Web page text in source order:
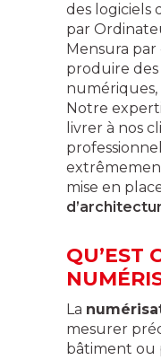
des logiciels
par
Mensura
produire
numériques,
Notre
livrer à nos
mise en
QU’EST
La
mesurer
bâtiment ou